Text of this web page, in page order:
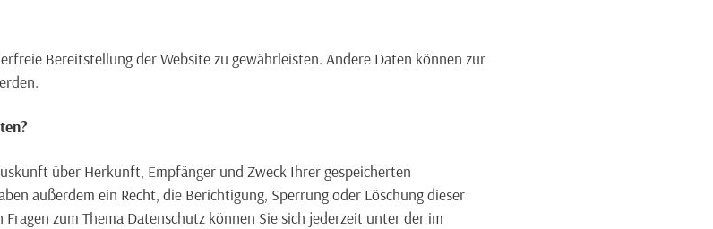
Bereitstellung der Website zu gewährleisten. Andere Daten können zur
über Herkunft, Empfänger und Zweck Ihrer gespeicherten
außerdem ein Recht, die Berichtigung, Sperrung oder Löschung dieser
zum Thema Datenschutz können Sie sich jederzeit unter der im